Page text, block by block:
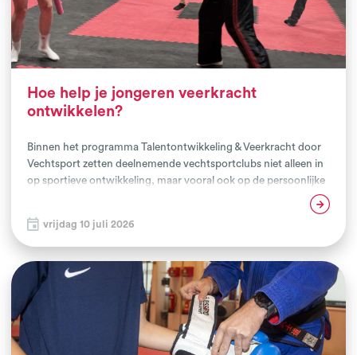
Hoe help je jongeren veerkracht
ontwikkelen?
Binnen het programma Talentontwikkeling & Veerkracht door
Vechtsport zetten deelnemende vechtsportclubs niet alleen in
op sportieve ontwikkeling, maar vooral ook op de persoonlijke
groei van jongeren. Een belangrijk onderdeel van het traject is
trainers en samenwerkende professionals uit het sociaal
domein. Deze maand kwamen trainers, assistent-trainers en
maatschappelijke partners hiervoor samen tijdens twee
inspirerende scholingsdagen bij Training Factory Culemborg
en Tatsushin in Nunspeet.
vrijdag 10 juli 2026